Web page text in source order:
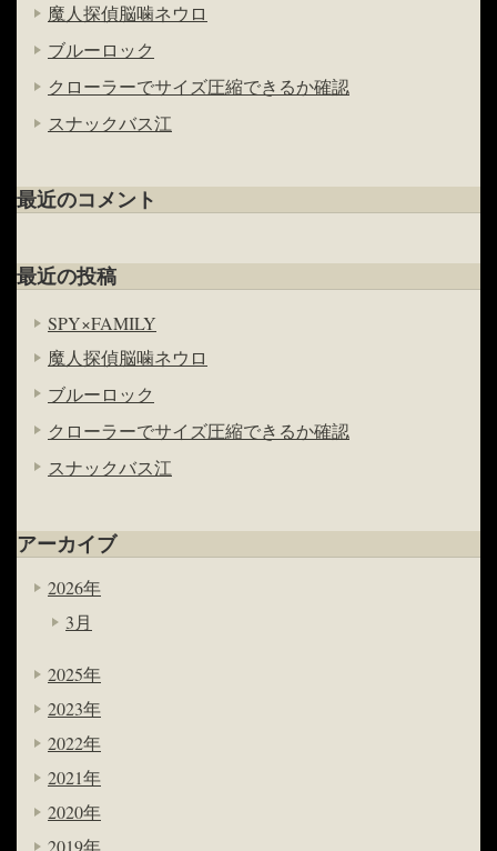
魔人探偵脳噛ネウロ
ブルーロック
クローラーでサイズ圧縮できるか確認
スナックバス江
最近のコメント
最近の投稿
SPY×FAMILY
魔人探偵脳噛ネウロ
ブルーロック
クローラーでサイズ圧縮できるか確認
スナックバス江
アーカイブ
2026年
3月
2025年
2023年
2022年
2021年
2020年
2019年